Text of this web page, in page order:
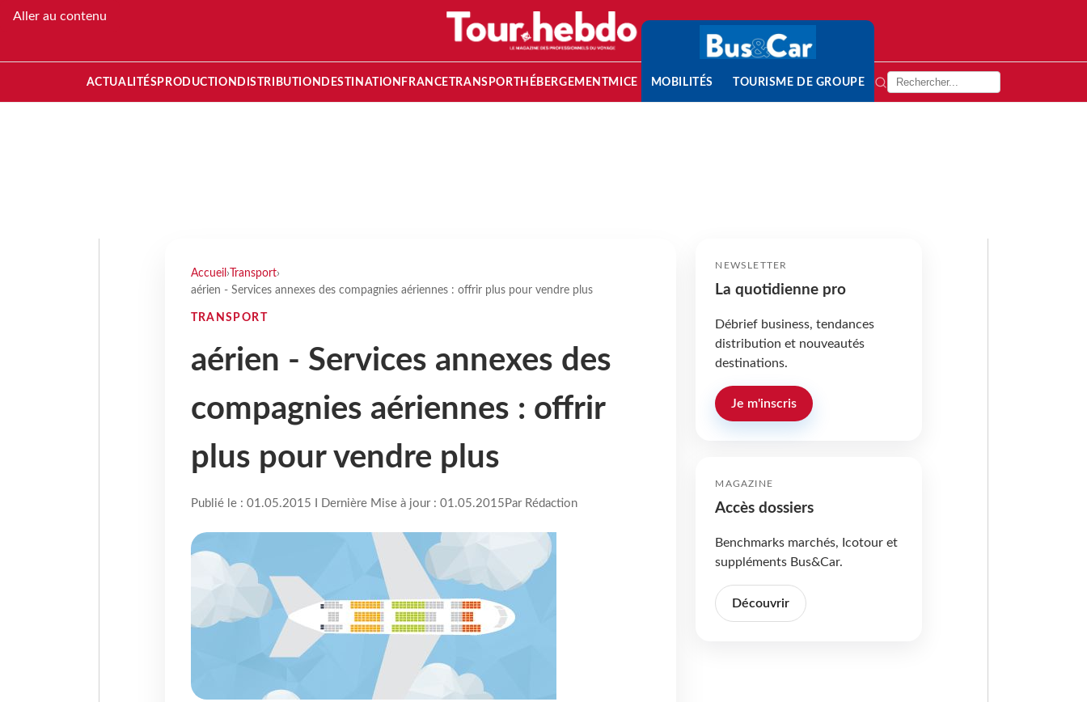
Aller au contenu
ACTUALITÉS PRODUCTION DISTRIBUTION DESTINATION FRANCETRANSPORT HÉBERGEMENTMICE MOBILITÉS TOURISME DE GROUPE
Accueil › Transport›
aérien - Services annexes des compagnies aériennes : offrir plus pour vendre plus
TRANSPORT
aérien - Services annexes des
compagnies aériennes : offrir
plus pour vendre plus
Publié le : 01.05.2015 I Dernière Mise à jour : 01.05.2015 Par Rédaction
NEWSLETTER
La quotidienne pro
Débrief business, tendances
distribution et nouveautés
destinations.
Je m'inscris
MAGAZINE
Accès dossiers
Benchmarks marchés, Icotour et
suppléments Bus&Car.
Découvrir